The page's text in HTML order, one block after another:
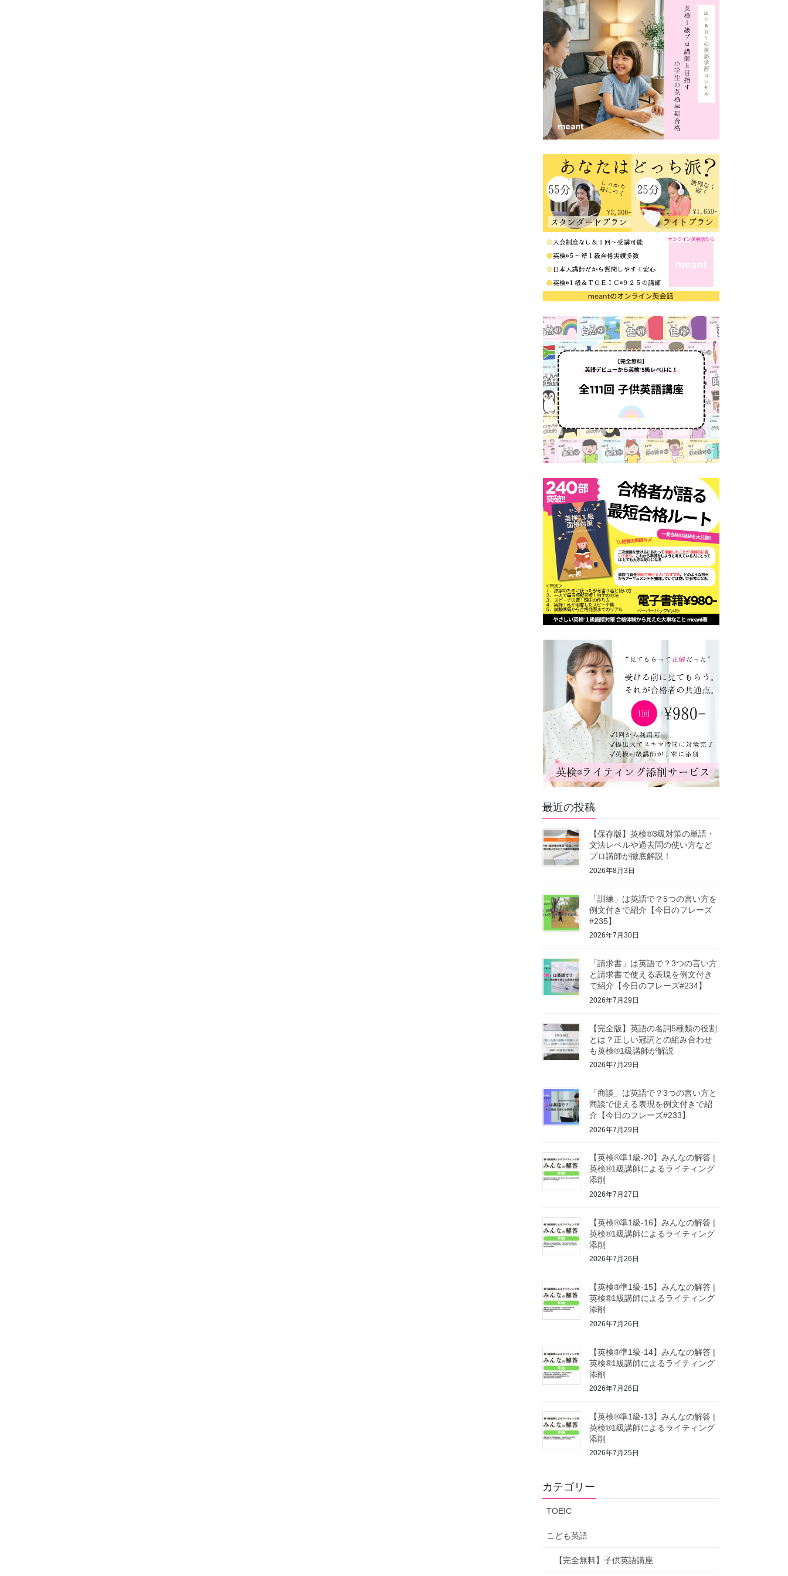
最近の投稿
【保存版】英検®3級対策の単語・
文法レベルや過去問の使い方など
プロ講師が徹底解説！
2026年8月3日
「訓練」は英語で？5つの言い方を
例文付きで紹介【今日のフレーズ
#235】
2026年7月30日
「請求書」は英語で？3つの言い方
と請求書で使える表現を例文付き
で紹介【今日のフレーズ#234】
2026年7月29日
【完全版】英語の名詞5種類の役割
とは？正しい冠詞との組み合わせ
も英検®1級講師が解説
2026年7月29日
「商談」は英語で？3つの言い方と
商談で使える表現を例文付きで紹
介【今日のフレーズ#233】
2026年7月29日
【英検®準1級-20】みんなの解答 |
英検®1級講師によるライティング
添削
2026年7月27日
【英検®準1級-16】みんなの解答 |
英検®1級講師によるライティング
添削
2026年7月26日
【英検®準1級-15】みんなの解答 |
英検®1級講師によるライティング
添削
2026年7月26日
【英検®準1級-14】みんなの解答 |
英検®1級講師によるライティング
添削
2026年7月26日
【英検®準1級-13】みんなの解答 |
英検®1級講師によるライティング
添削
2026年7月25日
カテゴリー
TOEIC
こども英語
【完全無料】子供英語講座